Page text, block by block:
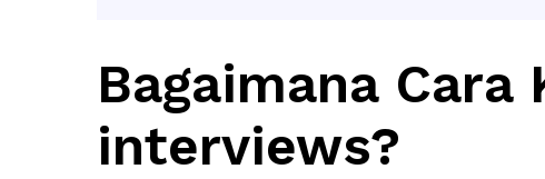
Bagaimana Cara
interviews?